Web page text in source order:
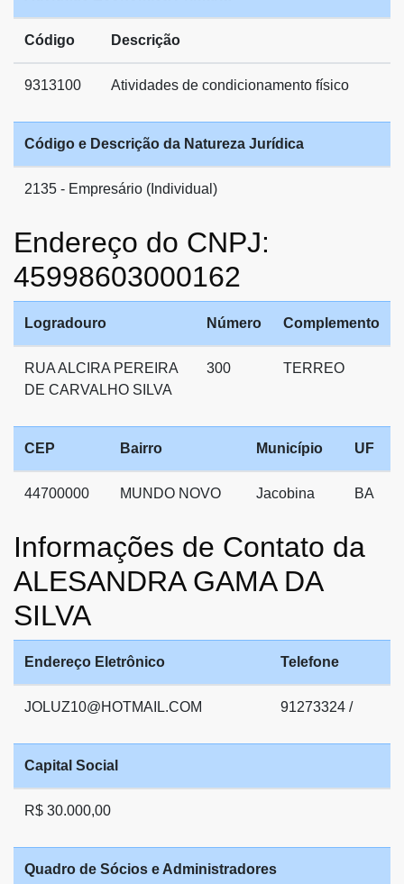
Código Descrição
9313100 Atividades de condicionamento físico
Código e Descrição da Natureza Jurídica
2135 - Empresário (Individual)
Endereço do CNPJ:
45998603000162
Logradouro Número Complemento
RUA ALCIRA PEREIRA
DE CARVALHO SILVA
300 TERREO
CEP Bairro Município UF
44700000 MUNDO NOVO Jacobina BA
Informações de Contato da
ALESANDRA GAMA DA
SILVA
Endereço Eletrônico Telefone
JOLUZ10@HOTMAIL.COM 91273324 /
Capital Social
R$ 30.000,00
Quadro de Sócios e Administradores